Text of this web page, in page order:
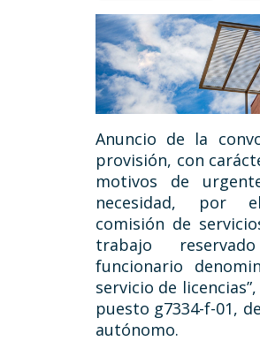
Anuncio de la
provisión, con
motivos de
necesidad, por
comisión de
trabajo
funcionario
servicio de
puesto g7334-f-01,
autónomo.